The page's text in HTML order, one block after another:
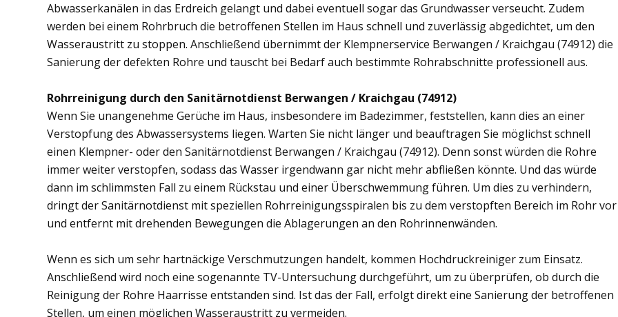
Abwasserkanälen in das Erdreich gelangt und dabei eventuell sogar das Grundwasser verseucht. Zudem
werden bei einem Rohrbruch die betroffenen Stellen im Haus schnell und zuverlässig abgedichtet, um den
Wasseraustritt zu stoppen. Anschließend übernimmt der Klempnerservice Berwangen / Kraichgau (74912) die
Sanierung der defekten Rohre und tauscht bei Bedarf auch bestimmte Rohrabschnitte professionell aus.
Rohrreinigung durch den Sanitärnotdienst Berwangen / Kraichgau (74912)
Wenn Sie unangenehme Gerüche im Haus, insbesondere im Badezimmer, feststellen, kann dies an einer
Verstopfung des Abwassersystems liegen. Warten Sie nicht länger und beauftragen Sie möglichst schnell
einen Klempner- oder den Sanitärnotdienst Berwangen / Kraichgau (74912). Denn sonst würden die Rohre
immer weiter verstopfen, sodass das Wasser irgendwann gar nicht mehr abfließen könnte. Und das würde
dann im schlimmsten Fall zu einem Rückstau und einer Überschwemmung führen. Um dies zu verhindern,
dringt der Sanitärnotdienst mit speziellen Rohrreinigungsspiralen bis zu dem verstopften Bereich im Rohr vor
und entfernt mit drehenden Bewegungen die Ablagerungen an den Rohrinnenwänden.
Wenn es sich um sehr hartnäckige Verschmutzungen handelt, kommen Hochdruckreiniger zum Einsatz.
Anschließend wird noch eine sogenannte TV-Untersuchung durchgeführt, um zu überprüfen, ob durch die
Reinigung der Rohre Haarrisse entstanden sind. Ist das der Fall, erfolgt direkt eine Sanierung der betroffenen
Stellen, um einen möglichen Wasseraustritt zu vermeiden.